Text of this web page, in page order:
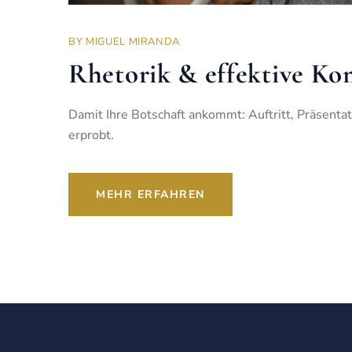
BY MIGUEL MIRANDA
Rhetorik & effektive
Damit Ihre Botschaft ankommt: Auftritt,
erprobt.
MEHR ERFAHREN